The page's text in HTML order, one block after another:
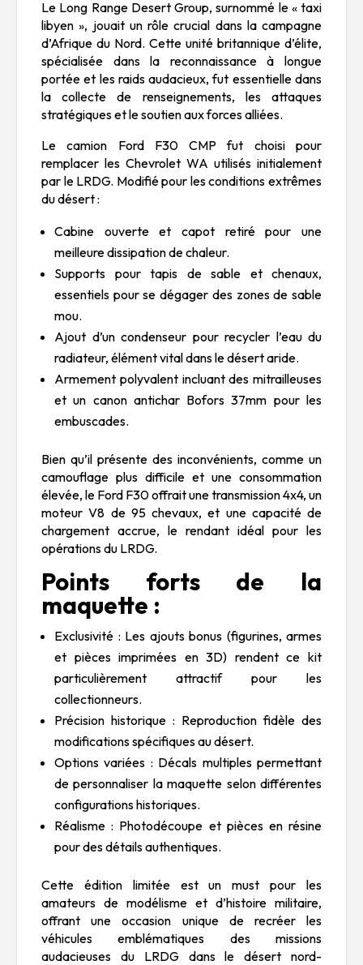
Le Long Range Desert Group, surnommé le « taxi
libyen », jouait un rôle crucial dans la campagne
d’Afrique du Nord. Cette unité britannique d’élite,
spécialisée dans la reconnaissance à longue
portée et les raids audacieux, fut essentielle dans
la collecte de renseignements, les attaques
stratégiques et le soutien aux forces alliées.
Le camion Ford F30 CMP fut choisi pour
remplacer les Chevrolet WA utilisés initialement
par le LRDG. Modifié pour les conditions extrêmes
du désert :
Cabine ouverte et capot retiré pour une
meilleure dissipation de chaleur.
Supports pour tapis de sable et chenaux,
essentiels pour se dégager des zones de sable
mou.
Ajout d’un condenseur pour recycler l’eau du
radiateur, élément vital dans le désert aride.
Armement polyvalent incluant des mitrailleuses
et un canon antichar Bofors 37mm pour les
embuscades.
Bien qu’il présente des inconvénients, comme un
camouflage plus difficile et une consommation
élevée, le Ford F30 offrait une transmission 4x4, un
moteur V8 de 95 chevaux, et une capacité de
chargement accrue, le rendant idéal pour les
opérations du LRDG.
Points forts de la
maquette :
Exclusivité : Les ajouts bonus (figurines, armes
et pièces imprimées en 3D) rendent ce kit
particulièrement attractif pour les
collectionneurs.
Précision historique : Reproduction fidèle des
modifications spécifiques au désert.
Options variées : Décals multiples permettant
de personnaliser la maquette selon différentes
configurations historiques.
Réalisme : Photodécoupe et pièces en résine
pour des détails authentiques.
Cette édition limitée est un must pour les
amateurs de modélisme et d’histoire militaire,
offrant une occasion unique de recréer les
véhicules emblématiques des missions
audacieuses du LRDG dans le désert nord-